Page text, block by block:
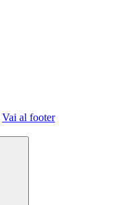
Vai al footer